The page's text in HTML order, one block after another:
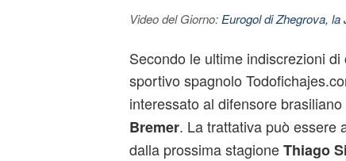
Video del Giorno: Eurogol di Zhegrova,
Secondo le ultime indiscrezioni di
sportivo spagnolo
interessato al difensore
Bremer. La trattativa può essere
dalla prossima stagioneThiago